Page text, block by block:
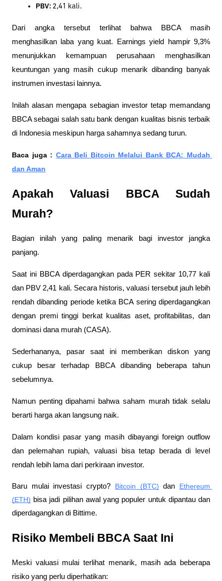
PBV: 2,41 kali.
Dari angka tersebut terlihat bahwa BBCA masih
menghasilkan laba yang kuat. Earnings yield hampir 9,3%
menunjukkan kemampuan perusahaan menghasilkan
keuntungan yang masih cukup menarik dibanding banyak
instrumen investasi lainnya.
Inilah alasan mengapa sebagian investor tetap memandang
BBCA sebagai salah satu bank dengan kualitas bisnis terbaik
di Indonesia meskipun harga sahamnya sedang turun.
Baca juga : Cara Beli Bitcoin Melalui Bank BCA: Mudah
dan Aman
Apakah Valuasi BBCA Sudah
Murah?
Bagian inilah yang paling menarik bagi investor jangka
panjang.
Saat ini BBCA diperdagangkan pada PER sekitar 10,77 kali
dan PBV 2,41 kali. Secara historis, valuasi tersebut jauh lebih
rendah dibanding periode ketika BCA sering diperdagangkan
dengan premi tinggi berkat kualitas aset, profitabilitas, dan
dominasi dana murah (CASA).
Sederhananya, pasar saat ini memberikan diskon yang
cukup besar terhadap BBCA dibanding beberapa tahun
sebelumnya.
Namun penting dipahami bahwa saham murah tidak selalu
berarti harga akan langsung naik.
Dalam kondisi pasar yang masih dibayangi foreign outflow
dan pelemahan rupiah, valuasi bisa tetap berada di level
rendah lebih lama dari perkiraan investor.
Baru mulai investasi crypto? Bitcoin (BTC) dan Ethereum
(ETH) bisa jadi pilihan awal yang populer untuk dipantau dan
diperdagangkan di Bittime.
Risiko Membeli BBCA Saat Ini
Meski valuasi mulai terlihat menarik, masih ada beberapa
risiko yang perlu diperhatikan: